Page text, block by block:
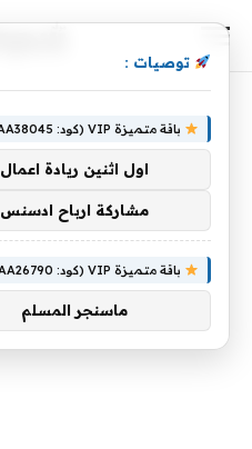
توصيات :
باقة متميزة VIP (كود: AA38045):
اول اثنين ريادة اعمال
مشاركة ارباح ادسنس
باقة متميزة VIP (كود: AA26790):
ماسنجر المسلم